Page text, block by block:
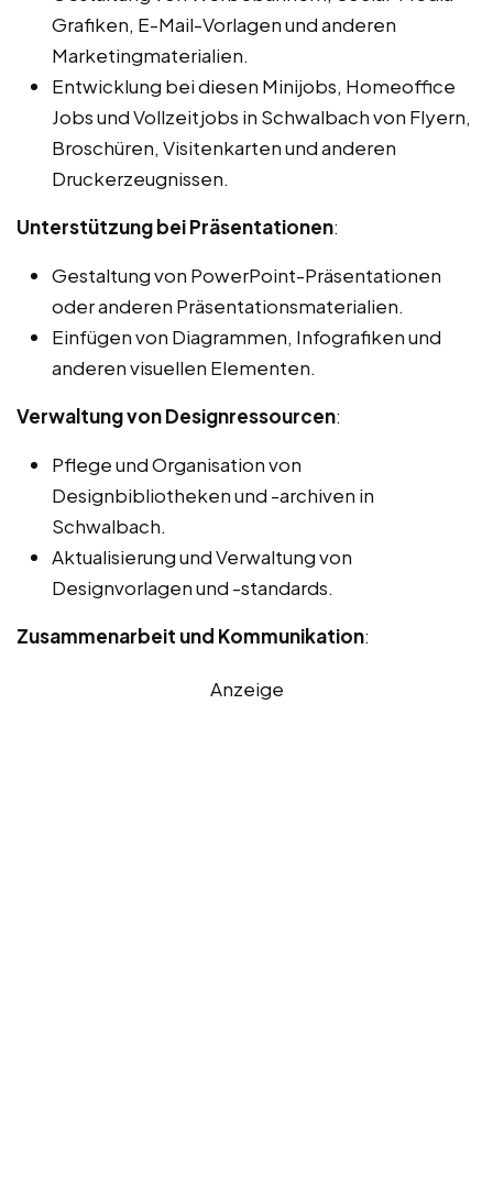
Grafiken, E-Mail-Vorlagen und anderen
Marketingmaterialien.
Entwicklung bei diesen Minijobs, Homeoffice
Jobs und Vollzeitjobs in Schwalbach von Flyern,
Broschüren, Visitenkarten und anderen
Druckerzeugnissen.
Unterstützung bei Präsentationen:
Gestaltung von PowerPoint-Präsentationen
oder anderen Präsentationsmaterialien.
Einfügen von Diagrammen, Infografiken und
anderen visuellen Elementen.
Verwaltung von Designressourcen:
Pflege und Organisation von
Designbibliotheken und -archiven in
Schwalbach.
Aktualisierung und Verwaltung von
Designvorlagen und -standards.
Zusammenarbeit und Kommunikation:
Anzeige